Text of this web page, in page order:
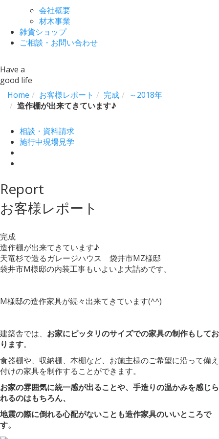
会社概要
材木事業
雑貨ショップ
ご相談・お問い合わせ
Have a
good life
Home
お客様レポート 完成
～2018年
造作棚が出来てきています♪
相談・資料請求
施行中現場見学
Report
お客様レポート
完成
造作棚が出来てきています♪
天竜杉で造るガレージハウス 袋井市MZ様邸
袋井市M様邸の内装工事もいよいよ大詰めです。
M様邸の造作家具が続々出来てきています(^^)
建築舎では、 お家にピッタリのサイズでの家具の制作もしてお
ります。
食器棚や、収納棚、本棚など、お施主様のご希望に沿って備え
付けの家具を制作することができます。
お家の雰囲気に統一感が出ることや、手造りの温かみを感じら
れるのはもちろん、
地震の際に倒れる心配がないことも造作家具のいいところで
す。